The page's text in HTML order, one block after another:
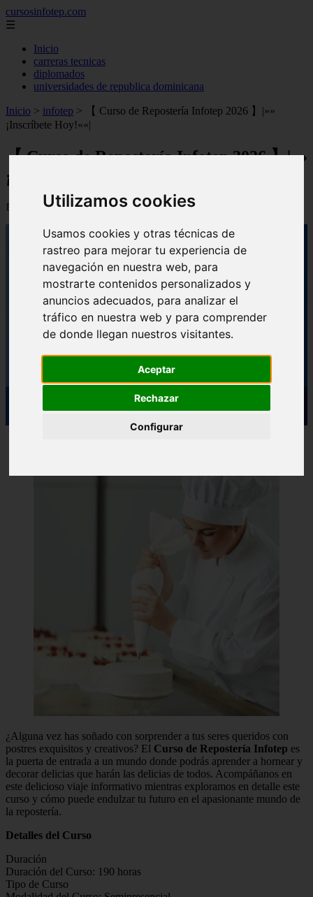
Utilizamos cookies
Usamos cookies y otras técnicas de
rastreo para mejorar tu experiencia de
navegación en nuestra web, para
mostrarte contenidos personalizados y
anuncios adecuados, para analizar el
tráfico en nuestra web y para comprender
de donde llegan nuestros visitantes.
Aceptar
Rechazar
Configurar
cursosinfotep.com
☰
Inicio
carreras tecnicas
diplomados
universidades de republica dominicana
Inicio > infotep > 【 Curso de Repostería Infotep 2026 】|»»
¡Inscríbete Hoy!««|
【 Curso de Repostería Infotep 2026 】|»»
¡Inscríbete Hoy!««|
📅 10/09/2025
¿Alguna vez has soñado con sorprender a tus seres queridos con
postres exquisitos y creativos? El Curso de Repostería Infotep es
la puerta de entrada a un mundo donde podrás aprender a hornear y
decorar delicias que harán las delicias de todos. Acompáñanos en
este delicioso viaje informativo mientras exploramos en detalle este
curso y cómo puede endulzar tu futuro en el apasionante mundo de
la repostería.
Detalles del Curso
Duración
Duración del Curso: 190 horas
Tipo de Curso